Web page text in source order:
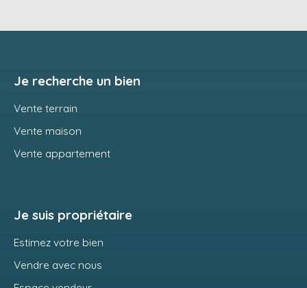
Je recherche un bien
Vente terrain
Vente maison
Vente appartement
Je suis propriétaire
Estimez votre bien
Vendre avec nous